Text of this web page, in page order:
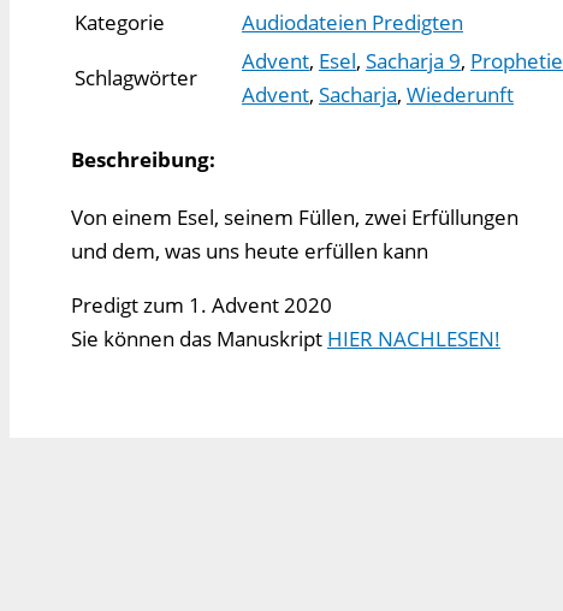
Kategorie
Audiodateien Predigten
Schlagwörter
Advent, Esel, Sacharja 9, Prophetie
Advent, Sacharja, Wiederunft
Beschreibung:
Von einem Esel, seinem Füllen, zwei Erfüllungen
und dem, was uns heute erfüllen kann
Predigt zum 1. Advent 2020
Sie können das Manuskript HIER NACHLESEN!